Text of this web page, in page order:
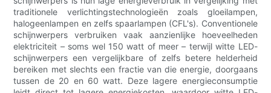
traditionele verlichtingstechnologieën zoals gloeilampen,
halogeenlampen en zelfs spaarlampen (CFL's). Conventionele
schijnwerpers verbruiken vaak aanzienlijke hoeveelheden
elektriciteit – soms wel 150 watt of meer – terwijl witte LED-
schijnwerpers een vergelijkbare of zelfs betere helderheid
bereiken met slechts een fractie van die energie, doorgaans
tussen de 20 en 60 watt. Deze lagere energieconsumptie